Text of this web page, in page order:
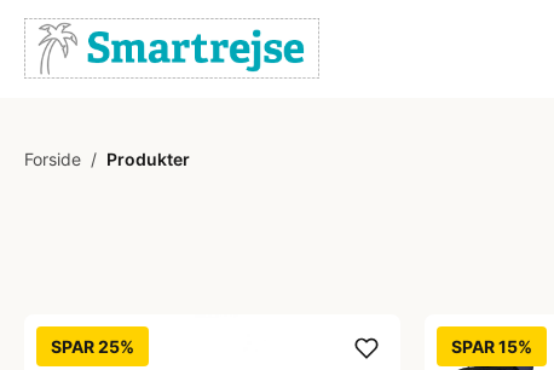
Forside / Produkter
SPAR 25% SPAR 15%